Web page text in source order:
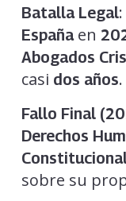
Batalla Legal
Españaen
Abogados
casi dos años.
Fallo Final
Derechos
sobre su